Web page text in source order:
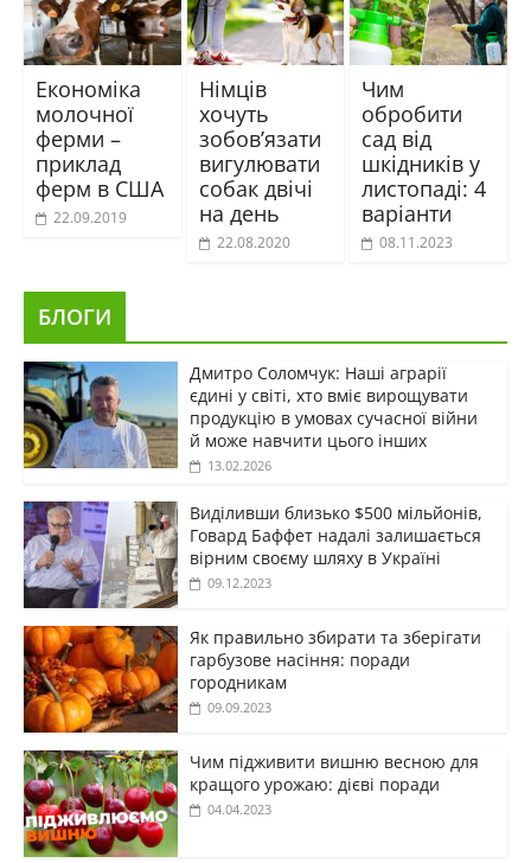
Економіка
молочної
ферми –
приклад
ферм в США
22.09.2019
Німців
хочуть
зобов’язати
вигулювати
собак двічі
на день
22.08.2020
Чим
обробити
сад від
шкідників у
листопаді: 4
варіанти
08.11.2023
БЛОГИ
Дмитро Соломчук: Наші аграрії
єдині у світі, хто вміє вирощувати
продукцію в умовах сучасної війни
й може навчити цього інших
13.02.2026
Виділивши близько $500 мільйонів,
Говард Баффет надалі залишається
вірним своєму шляху в Україні
09.12.2023
Як правильно збирати та зберігати
гарбузове насіння: поради
городникам
09.09.2023
Чим підживити вишню весною для
кращого урожаю: дієві поради
04.04.2023